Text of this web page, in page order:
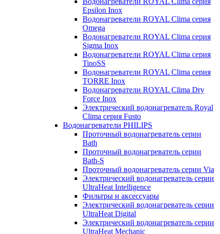
Epsilon Inox
Водонагреватели ROYAL Clima серия
Omega
Водонагреватели ROYAL Clima серия
Sigma Inox
Водонагреватели ROYAL Clima серия
TinoSS
Водонагреватели ROYAL Clima серия
TORRE Inox
Водонагреватели ROYAL Clima Dry
Force Inox
Электрический водонагреватель Royal
Clima серия Fusto
Водонагреватели PHILIPS
Проточный водонагреватель серии
Bath
Проточный водонагреватель серии
Bath-S
Проточный водонагреватель серии Via
Электрический водонагреватель серии
UltraHeat Intelligence
Фильтры и аксессуары
Электрический водонагреватель серии
UltraHeat Digital
Электрический водонагреватель серии
UltraHeat Mechanic